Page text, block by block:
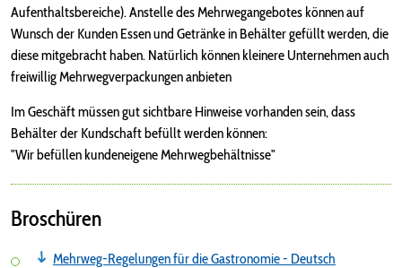
Aufenthaltsbereiche). Anstelle des Mehrwegangebotes können auf
Wunsch der Kunden Essen und Getränke in Behälter gefüllt werden, die
diese mitgebracht haben. Natürlich können kleinere Unternehmen auch
freiwillig Mehrwegverpackungen anbieten
Im Geschäft müssen gut sichtbare Hinweise vorhanden sein, dass
Behälter der Kundschaft befüllt werden können:
"Wir befüllen kundeneigene Mehrwegbehältnisse"
Broschüren
Mehrweg-Regelungen für die Gastronomie - Deutsch